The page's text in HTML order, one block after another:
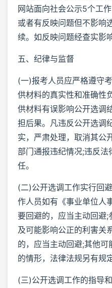
网站面向社会公示5个工
或者有反映问题但不影响
续。如反映问题经查实影
五、纪律与监督
(一)报考人员应严格遵守
供材料的真实性和准确性
供材料有误影响公开选调
担后果。凡违反公开选调
实，严肃处理，取消其公
部门通报违纪情况;违反
任。
(二)公开选调工作实行回
作人员如有《事业单位人
要回避的，应当主动回避;
及可能影响公正的利害关
的，应当主动回避;其他
的情形，法律法规另有规
(三)公开选调工作的指导